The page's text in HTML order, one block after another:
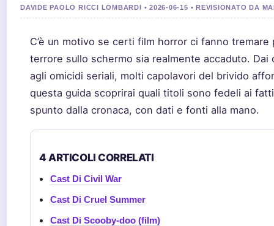
DAVIDE PAOLO RICCI LOMBARDI • 2026-06-15 • REVISIONATO DA
C’è un motivo se certi film horror ci fanno
terrore sullo schermo sia realmente accaduto.
agli omicidi seriali, molti capolavori del brivido
questa guida scoprirai quali titoli sono fedeli ai
spunto dalla cronaca, con dati e fonti alla mano.
4 ARTICOLI CORRELATI
Cast Di Civil War
Cast Di Cruel Summer
Cast Di Scooby-doo (film)